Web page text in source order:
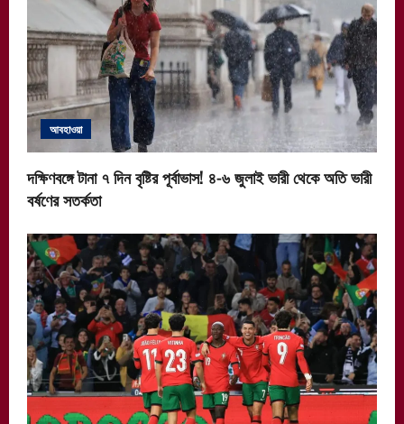
আবহাওয়া
দক্ষিণবঙ্গে টানা ৭ দিন বৃষ্টির পূর্বাভাস! ৪-৬ জুলাই ভারী থেকে অতি ভারী
বর্ষণের সতর্কতা